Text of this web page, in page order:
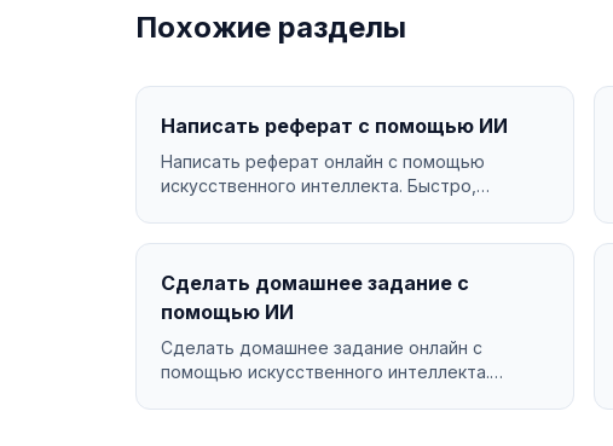
Похожие разделы
Написать реферат с помощью ИИ
Написать реферат онлайн с помощью
искусственного интеллекта. Быстро,
Сделать домашнее задание с
помощью ИИ
Сделать домашнее задание онлайн с
помощью искусственного интеллекта.